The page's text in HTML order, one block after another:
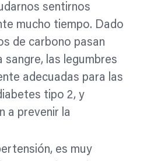
sentirnos
mucho tiempo. Dado
de carbono pasan
sangre, las legumbres
adecuadas para las
tipo 2, y
a prevenir la
es muy